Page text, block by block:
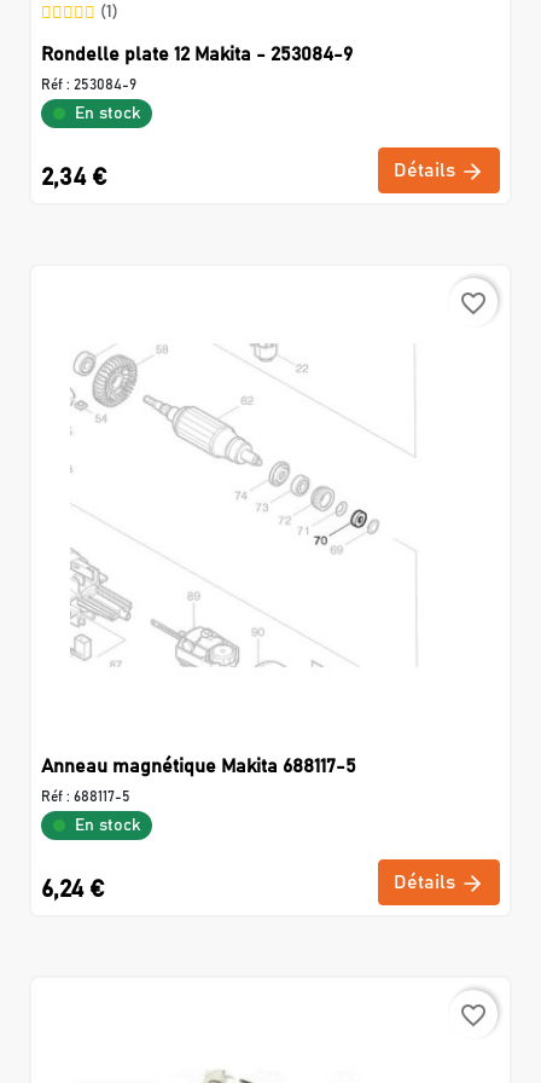
(1)
Rondelle plate 12 Makita - 253084-9
Réf : 253084-9
En stock
2,34 € Détails
favorite_border
Anneau magnétique Makita 688117-5
Réf : 688117-5
En stock
6,24 € Détails
favorite_border